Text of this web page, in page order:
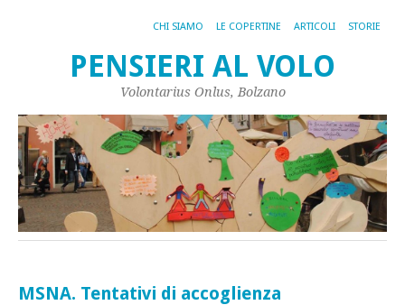
CHI SIAMO LE COPERTINE ARTICOLI STORIE
PENSIERI AL VOLO
Volontarius Onlus, Bolzano
MSNA. Tentativi di accoglienza